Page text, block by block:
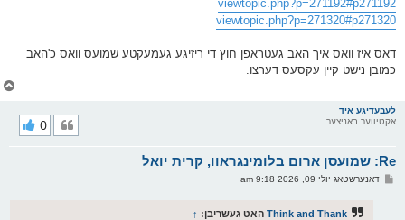
viewtopic.php?p=271192#p271192
viewtopic.php?p=271320#p271320
דאס איז וואס איך האב געטראפן חוץ די ריזיגע געמעקטע שמועס וואס כ'האב
כמובן נישט קיין עקסעס דערצו.
לעבעדיגע איד
אקטיווער באניצער
Re: שמועסן ארום בלומינגראוו, קרית יואל
0
פדאנערשטאג יולי 09, 2026 9:18 am
Think and Thank האט געשריבן: ↑